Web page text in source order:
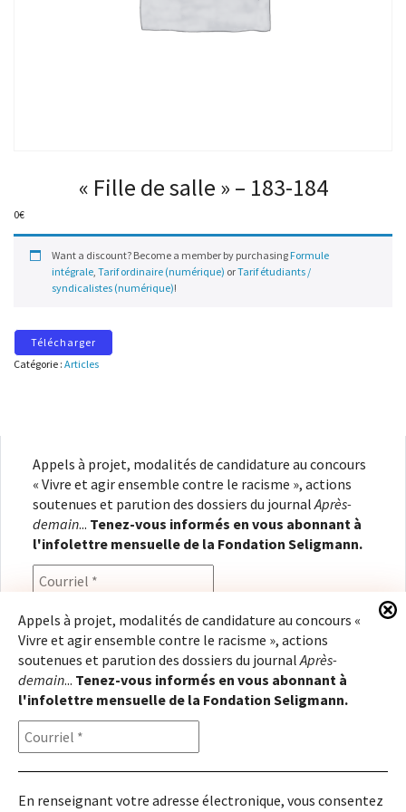
« Fille de salle » – 183-184
0€
Want a discount? Become a member by purchasing Formule
intégrale, Tarif ordinaire (numérique) orTarif étudiants /
syndicalistes (numérique)!
Télécharger
Catégorie : Articles
Appels à projet, modalités de candidature au concours
« Vivre et agir ensemble contre le racisme », actions
soutenues et parution des dossiers du journal Après-
demain... Tenez-vous informés en vous abonnant à
l'infolettre mensuelle de la Fondation Seligmann.
En renseignant votre adresse électronique, vous
consentez à recevoir l'infolettre de la Fondation
Seligmann, conformément à notrepolitique de
confidentialité. Il vous sera possible de vous
désabonner à tout moment.
Appels à projet, modalités de candidature au concours «
Vivre et agir ensemble contre le racisme », actions
soutenues et parution des dossiers du journalAprès-
demain... Tenez-vous informés en vous abonnant à
l'infolettre mensuelle de la Fondation Seligmann.
En renseignant votre adresse électronique, vous consentez